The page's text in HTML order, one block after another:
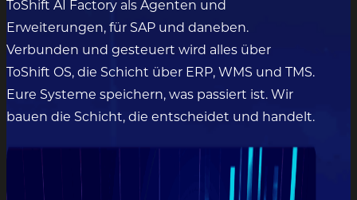
ToShift AI Factory als Agenten und
Erweiterungen, für SAP und daneben.
Verbunden und gesteuert wird alles über
ToShift OS, die Schicht über ERP, WMS und TMS.
Eure Systeme speichern, was passiert ist. Wir
bauen die Schicht, die entscheidet und handelt.